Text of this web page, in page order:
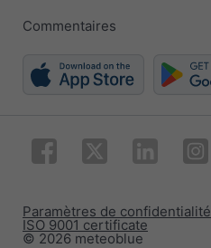
Commentaires
© 2026 meteoblue
ISO 9001 certificate
Paramètres de confidentialité